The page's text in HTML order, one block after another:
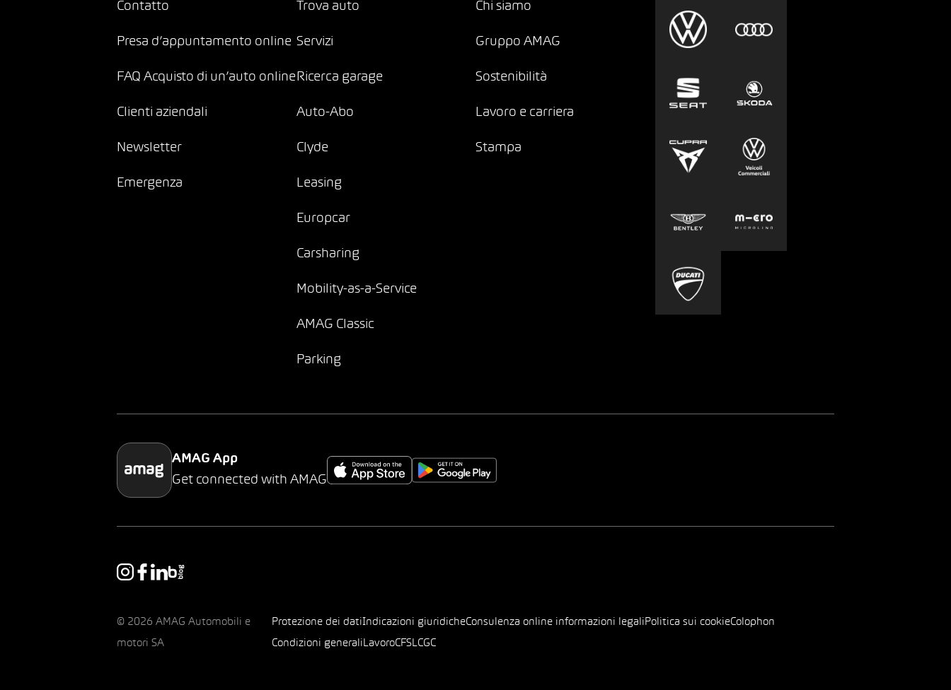
Contatto
Presa d’appuntamento online
FAQ Acquisto di un’auto online
Clienti aziendali
Newsletter
Emergenza
Trova auto
Servizi
Ricerca garage
Auto-Abo
Clyde
Leasing
Europcar
Carsharing
Mobility-as-a-Service
AMAG Classic
Parking
Chi siamo
Gruppo AMAG
Sostenibilità
Lavoro e carriera
Stampa
AMAG App
Get connected with AMAG
© 2026 AMAG Automobili e
motori SA
Protezione dei datiIndicazioni giuridicheConsulenza online informazioni legali Politica sui cookieColophon
Condizioni generali LavoroCFSLCGC